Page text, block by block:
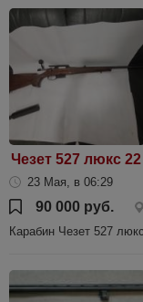
Чезет 527 люкс
23 Мая, в 06:29
90 000 руб.
Карабин Чезет 527